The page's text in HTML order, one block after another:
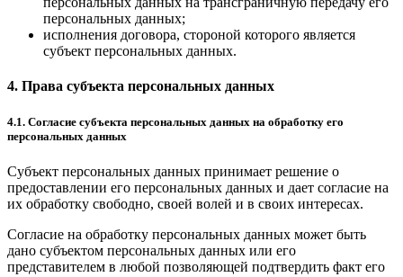
персональных данных;
исполнения договора, стороной которого является
субъект персональных данных.
4. Права субъекта персональных данных
4.1. Согласие субъекта персональных данных на обработку его
персональных данных
Субъект персональных данных принимает решение о
предоставлении его персональных данных и дает согласие на
их обработку свободно, своей волей и в своих интересах.
Согласие на обработку персональных данных может быть
дано субъектом персональных данных или его
представителем в любой позволяющей подтвердить факт его